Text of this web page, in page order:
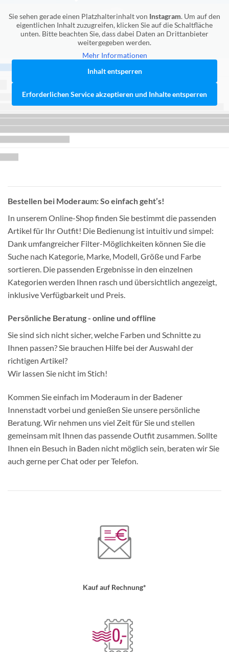
Sie sehen gerade einen Platzhalterinhalt von Instagram. Um auf den
eigentlichen Inhalt zuzugreifen, klicken Sie auf die Schaltfläche
unten. Bitte beachten Sie, dass dabei Daten an Drittanbieter
weitergegeben werden.
Mehr Informationen
Inhalt entsperren
Erforderlichen Service akzeptieren und Inhalte entsperren
Bestellen bei Moderaum: So einfach geht’s!
In unserem Online-Shop finden Sie bestimmt die passenden
Artikel für Ihr Outfit! Die Bedienung ist intuitiv und simpel:
Dank umfangreicher Filter-Möglichkeiten können Sie die
Suche nach Kategorie, Marke, Modell, Größe und Farbe
sortieren. Die passenden Ergebnisse in den einzelnen
Kategorien werden Ihnen rasch und übersichtlich angezeigt,
inklusive Verfügbarkeit und Preis.
Persönliche Beratung - online und offline
Sie sind sich nicht sicher, welche Farben und Schnitte zu
Ihnen passen? Sie brauchen Hilfe bei der Auswahl der
richtigen Artikel?
Wir lassen Sie nicht im Stich!
Kommen Sie einfach im Moderaum in der Badener
Innenstadt vorbei und genießen Sie unsere persönliche
Beratung. Wir nehmen uns viel Zeit für Sie und stellen
gemeinsam mit Ihnen das passende Outfit zusammen. Sollte
Ihnen ein Besuch in Baden nicht möglich sein, beraten wir Sie
auch gerne per Chat oder per Telefon.
Kauf auf Rechnung*